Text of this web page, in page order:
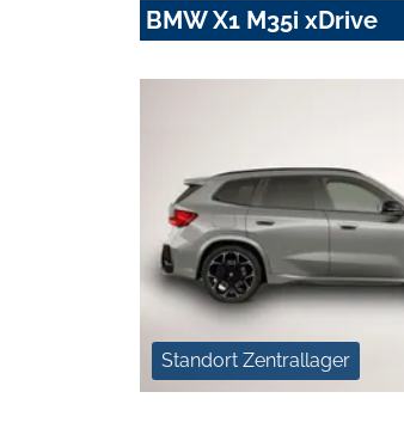
BMW X1 M35i xDrive
Standort Zentrallager